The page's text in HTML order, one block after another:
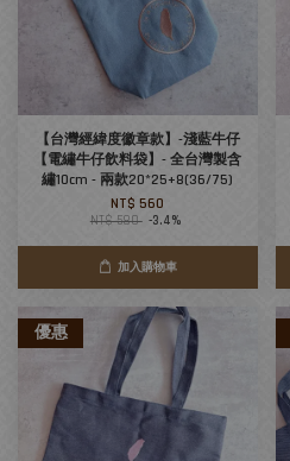
【台灣經緯度徽章款】-淺藍牛仔
【電繡牛仔飲料袋】- 全台灣製含
繡10cm - 兩款20*25+8(36/75)
NT$ 560
NT$ 580 -3.4%
加入購物車
優惠